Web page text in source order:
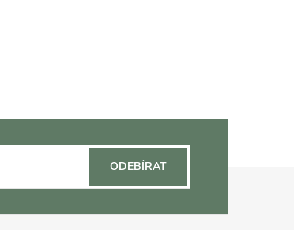
ODEBÍRAT